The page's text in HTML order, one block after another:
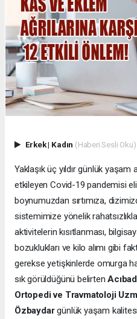
Erkek| Kadın (Haberi Sesli Oku)
Yaklaşık üç yıldır günlük yaşam
etkileyen Covid-19 pandemisi
boynumuzdan sırtımıza,
sistemimize yönelik
aktivitelerin kısıtlanması,
bozuklukları ve kilo alımı gibi
gerekse yetişkinlerde omurga
sık görüldüğünü belirten
Ortopedi ve Travmatoloji
Özbaydargünlük yaşam